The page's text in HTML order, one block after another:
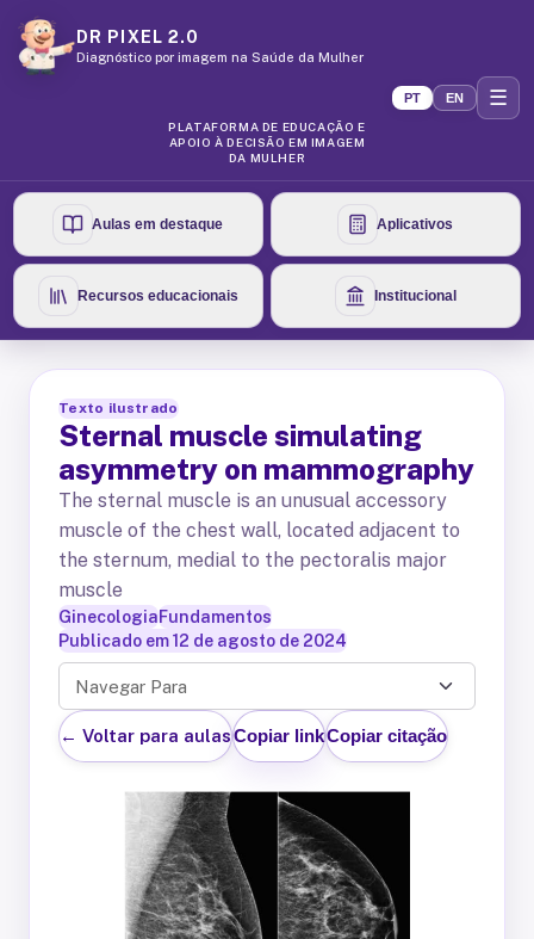
DR PIXEL 2.0
Diagnóstico por imagem na Saúde da Mulher
PLATAFORMA DE EDUCAÇÃO E
APOIO À DECISÃO EM IMAGEM
DA MULHER
PT EN ☰
Aulas em destaque Aplicativos
Recursos educacionais Institucional
Texto ilustrado
Sternal muscle simulating
asymmetry on mammography
The sternal muscle is an unusual accessory
muscle of the chest wall, located adjacent to
the sternum, medial to the pectoralis major
muscle
GinecologiaFundamentos
Publicado em12 de agosto de 2024
Navegar Para
← Voltar para aulasCopiar linkCopiar citação